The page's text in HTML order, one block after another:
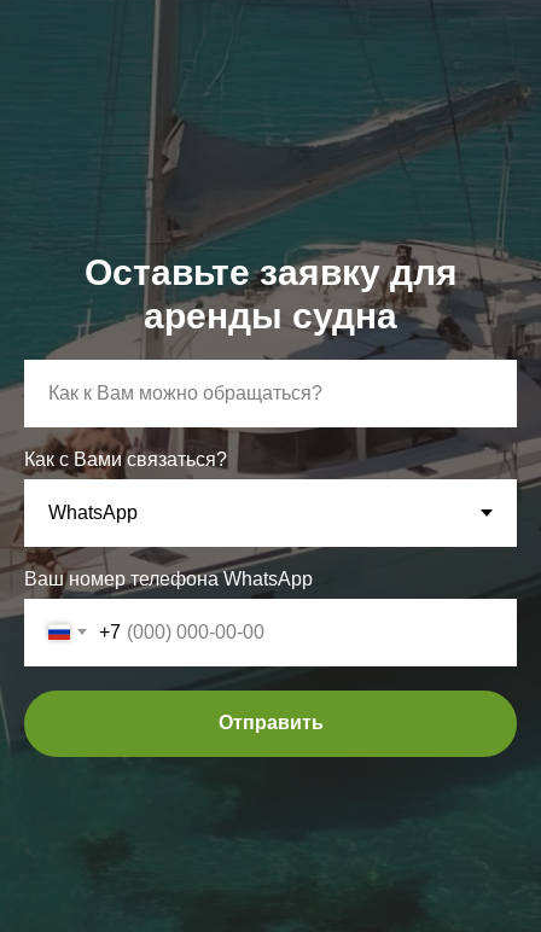
Оставьте заявку для
аренды судна
Как с Вами связаться?
Ваш номер телефона WhatsApp
+7
Отправить